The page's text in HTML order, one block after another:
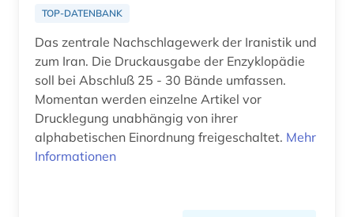
TOP-DATENBANK
Das zentrale Nachschlagewerk der Iranistik und
zum Iran. Die Druckausgabe der Enzyklopädie
soll bei Abschluß 25 - 30 Bände umfassen.
Momentan werden einzelne Artikel vor
Drucklegung unabhängig von ihrer
alphabetischen Einordnung freigeschaltet. Mehr
Informationen